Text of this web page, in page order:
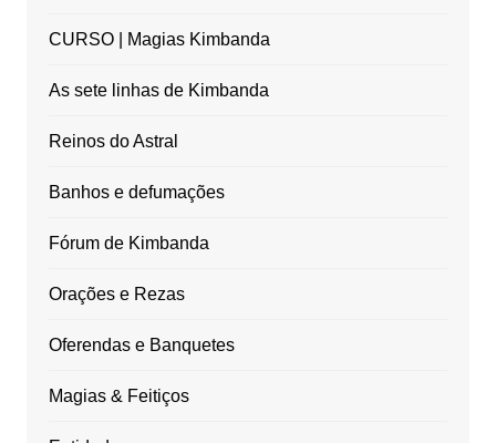
CURSO | Magias Kimbanda
As sete linhas de Kimbanda
Reinos do Astral
Banhos e defumações
Fórum de Kimbanda
Orações e Rezas
Oferendas e Banquetes
Magias & Feitiços